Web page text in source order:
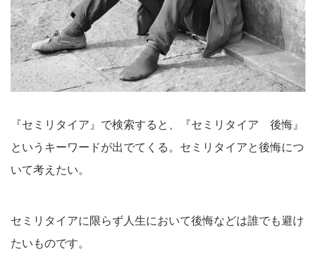
『セミリタイア』で検索すると、『セミリタイア 後悔』
というキーワードが出でてくる。セミリタイアと後悔につ
いて考えたい。
セミリタイアに限らず人生において後悔などは誰でも避け
たいものです。